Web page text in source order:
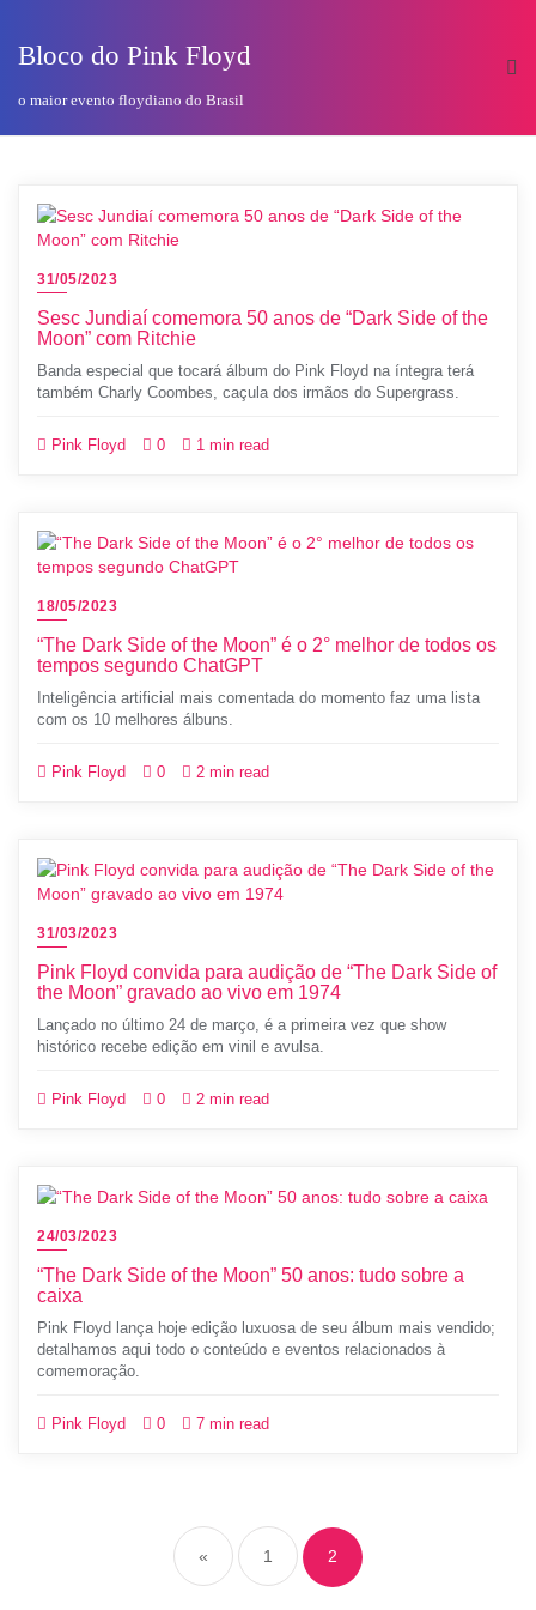
Bloco do Pink Floyd
o maior evento floydiano do Brasil
31/05/2023
Sesc Jundiaí comemora 50 anos de “Dark Side of the
Moon” com Ritchie
Banda especial que tocará álbum do Pink Floyd na íntegra terá
também Charly Coombes, caçula dos irmãos do Supergrass.
Pink Floyd 0 1 min read
18/05/2023
“The Dark Side of the Moon” é o 2° melhor de todos os
tempos segundo ChatGPT
Inteligência artificial mais comentada do momento faz uma lista
com os 10 melhores álbuns.
Pink Floyd 0 2 min read
31/03/2023
Pink Floyd convida para audição de “The Dark Side of
the Moon” gravado ao vivo em 1974
Lançado no último 24 de março, é a primeira vez que show
histórico recebe edição em vinil e avulsa.
Pink Floyd 0 2 min read
24/03/2023
“The Dark Side of the Moon” 50 anos: tudo sobre a
caixa
Pink Floyd lança hoje edição luxuosa de seu álbum mais vendido;
detalhamos aqui todo o conteúdo e eventos relacionados à
comemoração.
Pink Floyd 0 7 min read
« 1 2